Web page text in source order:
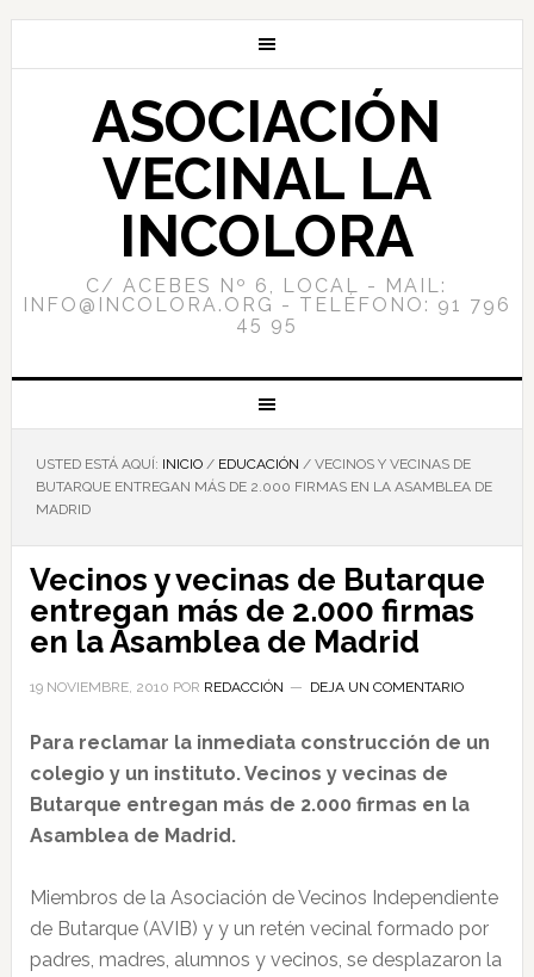
ASOCIACIÓN
VECINAL LA
INCOLORA
C/ ACEBES Nº 6, LOCAL - MAIL:
INFO@INCOLORA.ORG - TELÉFONO: 91 796
45 95
USTED ESTÁ AQUÍ: INICIO / EDUCACIÓN /VECINOS Y VECINAS DE
BUTARQUE ENTREGAN MÁS DE 2.000 FIRMAS EN LA ASAMBLEA DE
MADRID
Vecinos y vecinas de Butarque
entregan más de 2.000 firmas
en la Asamblea de Madrid
19 NOVIEMBRE, 2010 POR REDACCIÓN DEJA UN COMENTARIO
Para reclamar la inmediata construcción de un
colegio y un instituto. Vecinos y vecinas de
Butarque entregan más de 2.000 firmas en la
Asamblea de Madrid.
Miembros de la Asociación de Vecinos Independiente
de Butarque (AVIB) y y un retén vecinal formado por
padres, madres, alumnos y vecinos, se desplazaron la